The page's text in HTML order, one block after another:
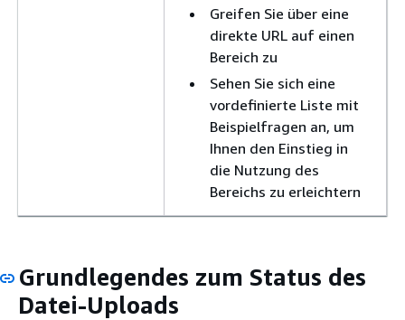
Greifen Sie über eine
direkte URL auf einen
Bereich zu
Sehen Sie sich eine
vordefinierte Liste mit
Beispielfragen an, um
Ihnen den Einstieg in
die Nutzung des
Bereichs zu erleichtern
Grundlegendes zum Status des
Datei-Uploads